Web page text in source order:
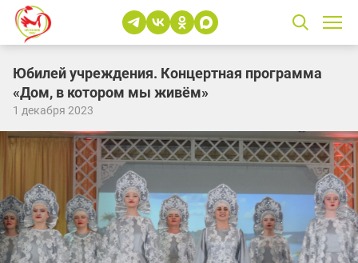
Юбилей учреждения. Концертная программа
«Дом, в котором мы живём»
1 декабря 2023